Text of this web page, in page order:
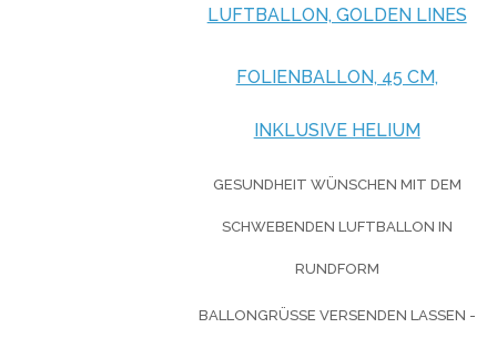
LUFTBALLON, GOLDEN LINES
FOLIENBALLON, 45 CM,
INKLUSIVE HELIUM
GESUNDHEIT WÜNSCHEN MIT DEM
SCHWEBENDEN LUFTBALLON IN
RUNDFORM
BALLONGRÜSSE VERSENDEN LASSEN - L